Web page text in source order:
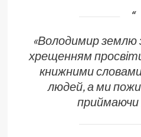
«Володимир землю
хрещенням
книжними
людей, а ми
приймаючи